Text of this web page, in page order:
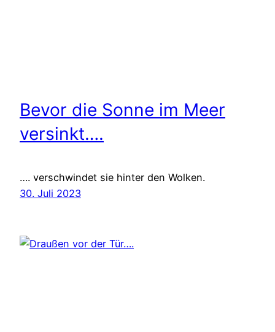
Bevor die Sonne im Meer
versinkt….
…. verschwindet sie hinter den Wolken.
30. Juli 2023